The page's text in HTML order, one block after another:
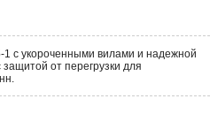
1 с укороченными вилами и надежной
защитой от перегрузки для